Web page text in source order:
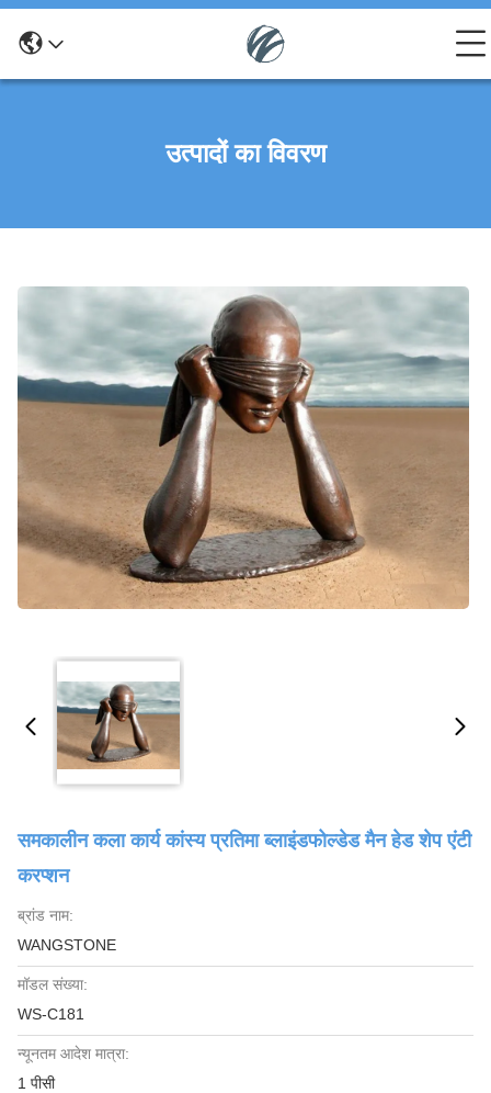
उत्पादों का विवरण
समकालीन कला कार्य कांस्य प्रतिमा ब्लाइंडफोल्डेड मैन हेड शेप एंटी
करप्शन
ब्रांड नाम:
WANGSTONE
मॉडल संख्या:
WS-C181
न्यूनतम आदेश मात्रा:
1 पीसी